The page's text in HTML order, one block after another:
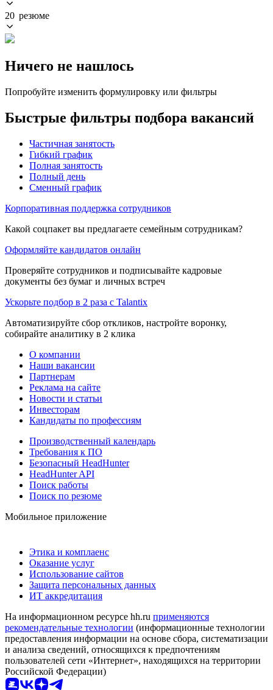
20 резюме
Ничего не нашлось
Попробуйте изменить формулировку или фильтры
Быстрые фильтры подбора вакансий
Частичная занятость
Гибкий график
Полная занятость
Полный день
Сменный график
Корпоративная поддержка сотрудников
Какой соцпакет вы предлагаете семейным сотрудникам?
Оформляйте кандидатов онлайн
Проверяйте сотрудников и подписывайте кадровые
документы без бумаг и личных встреч
Ускорьте подбор в 2 раза с Talantix
Автоматизируйте сбор откликов, настройте воронку,
собирайте аналитику в 2 клика
О компании
Наши вакансии
Партнерам
Реклама на сайте
Новости и статьи
Инвесторам
Кандидаты по профессиям
Производственный календарь
Требования к ПО
Безопасный HeadHunter
HeadHunter API
Поиск работы
Поиск по резюме
Мобильное приложение
Этика и комплаенс
Оказание услуг
Использование сайтов
Защита персональных данных
ИТ аккредитация
На информационном ресурсе hh.ru применяются
рекомендательные технологии (информационные технологии
предоставления информации на основе сбора, систематизации
и анализа сведений, относящихся к предпочтениям
пользователей сети «Интернет», находящихся на территории
Российской Федерации)